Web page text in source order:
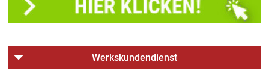
Werkskundendienst